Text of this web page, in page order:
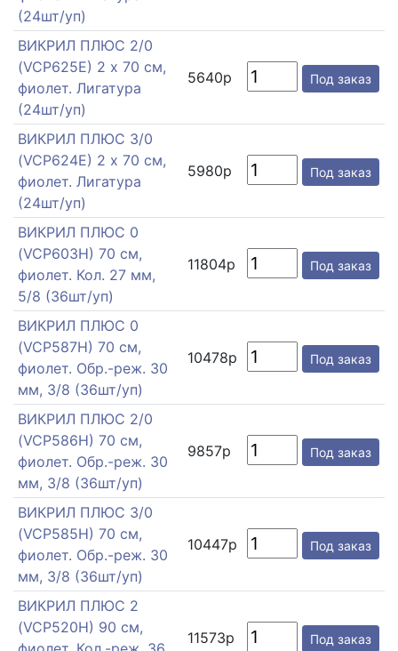
(24шт/уп)
ВИКРИЛ ПЛЮС 2/0
(VCP625E) 2 х 70 см,
фиолет. Лигатура
(24шт/уп)
5640р Под заказ
ВИКРИЛ ПЛЮС 3/0
(VCP624E) 2 х 70 см,
фиолет. Лигатура
(24шт/уп)
5980р Под заказ
ВИКРИЛ ПЛЮС 0
(VCP603H) 70 см,
фиолет. Кол. 27 мм,
5/8 (36шт/уп)
11804р Под заказ
ВИКРИЛ ПЛЮС 0
(VCP587H) 70 см,
фиолет. Обр.-реж. 30
мм, 3/8 (36шт/уп)
10478р Под заказ
ВИКРИЛ ПЛЮС 2/0
(VCP586H) 70 см,
фиолет. Обр.-реж. 30
мм, 3/8 (36шт/уп)
9857р Под заказ
ВИКРИЛ ПЛЮС 3/0
(VCP585H) 70 см,
фиолет. Обр.-реж. 30
мм, 3/8 (36шт/уп)
10447р Под заказ
ВИКРИЛ ПЛЮС 2
(VCP520H) 90 см,
11573р Под заказ